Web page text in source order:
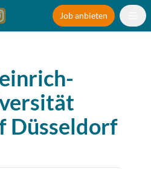
Job anbieten
Düsseldorf